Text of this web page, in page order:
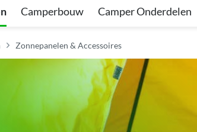
Camperbouw Camper Onderdelen
Zonnepanelen & Accessoires